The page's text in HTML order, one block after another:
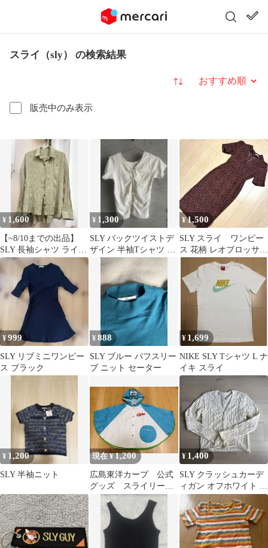
スライ（sly） の検索結果
販売中のみ表示
並び替え
¥ 1,600
【~8/10までの出品】
SLY 長袖シャツ ライト
グリーン
¥ 1,300
SLY バックツイストデ
ザイン 半袖Tシャツ ホ
ワイト
¥1,500
SLY スライ ワンピー
ス 花柄 レオブロッサム
柄 スリット入り レ
トロ
¥999
SLY リブミニワンピー
ス ブラック
¥888
SLY ブルー パフスリー
ブ ニット セーター
¥ 1,699
NIKE SLY Tシャツ L ナ
イキ スライ
¥ 1,200
SLY 半袖ニット
現在 ¥1,200
広島東洋カープ 公式
グッズ スライリー
キッズ レインコー
ト ポンチョ
¥ 1,400
SLY クラッシュカーデ
ィガン オフホワイト 長
袖